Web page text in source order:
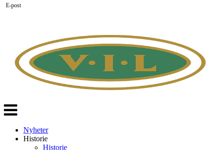
Veksle
navigasjon
Nyheter
Historie
Historie
E-post